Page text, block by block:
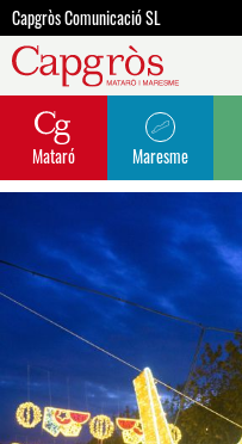
Capgròs Comunicació SL
Mataró Maresme